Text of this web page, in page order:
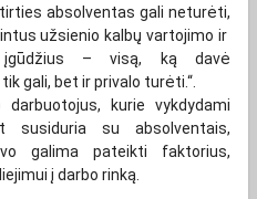
absolventas gali neturėti,
užsienio kalbų vartojimo ir
įgūdžius – visą, ką davė
gali, bet ir privalo turėti.“.
kurie vykdydami
susiduria su absolventais,
galima pateikti faktorius,
į darbo rinką.